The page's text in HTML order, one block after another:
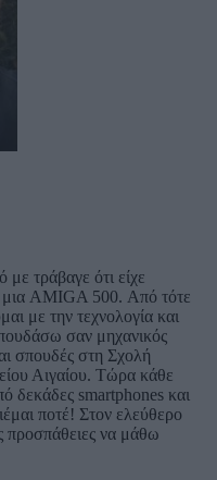
τράβαγε ότι είχε
μια AMIGA 500. Από τότε
με την τεχνολογία και
σαν μηχανικός
σπουδές στη Σχολή
Αιγαίου. Τώρα κάθε
δεκάδες smartphones και
ποτέ! Στον ελεύθερο
προσπάθειες να μάθω